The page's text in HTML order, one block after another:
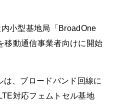
小型基地局「BroadOne
移動通信事業者向けに開始
、ブロードバンド回線に
対応フェムトセル基地